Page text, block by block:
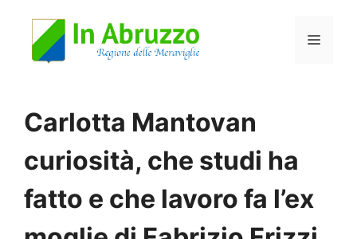
Menu
Carlotta Mantovan
curiosità, che studi ha
fatto e che lavoro fa l’ex